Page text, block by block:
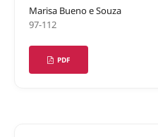
Marisa Bueno e Souza
97-112
PDF